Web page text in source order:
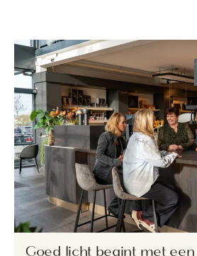
Goed licht begint met